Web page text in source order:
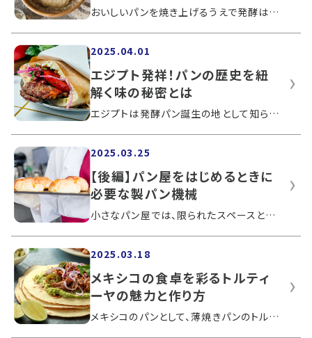
おいしいパンを焼き上げるうえで発酵は重要な工程です。発酵にも種類があるため、ストレート法や中種法の違いを知ったうえで適したパン作り...
2025.04.01
エジプト発祥！パンの歴史を紐
解く味の秘密とは
エジプトは発酵パン誕生の地として知られています。ナイル川の恵みを受けた小麦農業が、パンの文化を発展させました。この記事では、エジプ...
2025.03.25
【後編】パン屋をはじめるときに
必要な製パン機械
小さなパン屋では、限られたスペースと予算のなかで必要な機械を選び、効率よく運営することが重要です。ですが、多くの製パン機械から適切...
2025.03.18
メキシコの食卓を彩るトルティ
ーヤの魅力と作り方
メキシコのパンとして、薄焼きパンのトルティーヤが有名です。日本でも馴染み深いパンといえるでしょう。シンプルなものから、スパイシーな...